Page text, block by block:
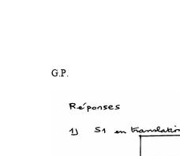
G.P.